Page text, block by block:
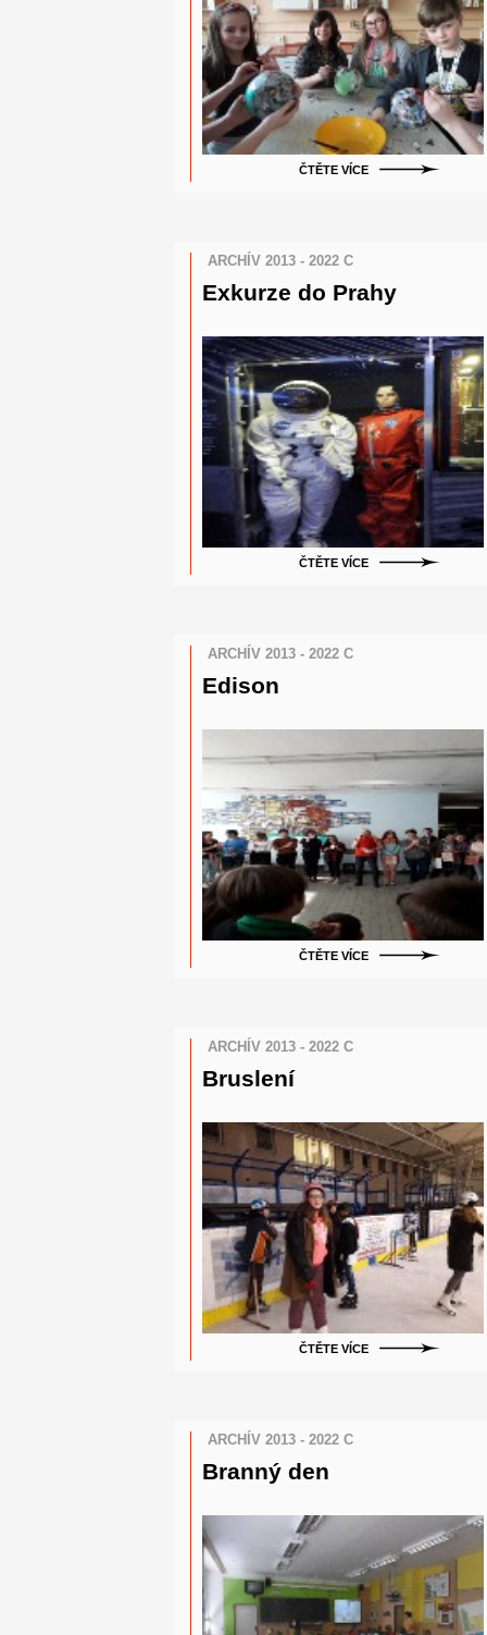
ČTĚTE VÍCE
ARCHÍV 2013 - 2022 C
Exkurze do Prahy
ČTĚTE VÍCE
ARCHÍV 2013 - 2022 C
Edison
ČTĚTE VÍCE
ARCHÍV 2013 - 2022 C
Bruslení
ČTĚTE VÍCE
ARCHÍV 2013 - 2022 C
Branný den